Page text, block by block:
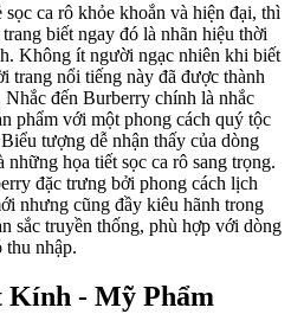
ca rô khỏe khoắn và hiện đại, thì
biết ngay đó là nhãn hiệu thời
Không ít người ngạc nhiên khi biết
trang nổi tiếng này đã được thành
đến Burberry chính là nhắc
phẩm với một phong cách quý tộc
tượng dễ nhận thấy của dòng
họa tiết sọc ca rô sang trọng.
đặc trưng bởi phong cách lịch
nhưng cũng đầy kiêu hãnh trong
sắc truyền thống, phù hợp với dòng
thu nhập.
Kính - Mỹ Phẩm